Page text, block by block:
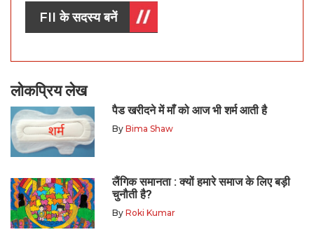
FII के सदस्य बनें
लोकप्रिय लेख
पैड खरीदने में माँ को आज भी शर्म आती है
By Bima Shaw
लैंगिक समानता : क्यों हमारे समाज के लिए बड़ी
चुनौती है?
By Roki Kumar